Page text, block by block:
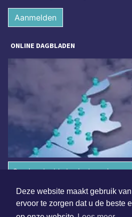
Deze website maakt gebruik
ervoor te zorgen dat u de beste
Aanmelden
ONLINE DAGBLADEN
Overige dagbladen in de regio
Algemene voorwaarden